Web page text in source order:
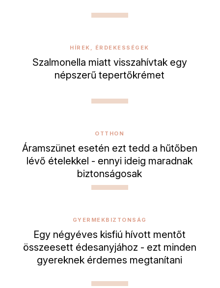
HÍREK, ÉRDEKESSÉGEK
Szalmonella miatt visszahívtak egy
népszerű tepertőkrémet
OTTHON
Áramszünet esetén ezt tedd a hűtőben
lévő ételekkel - ennyi ideig maradnak
biztonságosak
GYERMEKBIZTONSÁG
Egy négyéves kisfiú hívott mentőt
összeesett édesanyjához - ezt minden
gyereknek érdemes megtanítani